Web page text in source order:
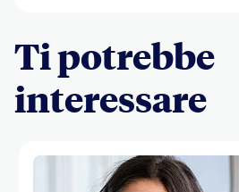
Ti potrebbe
interessare